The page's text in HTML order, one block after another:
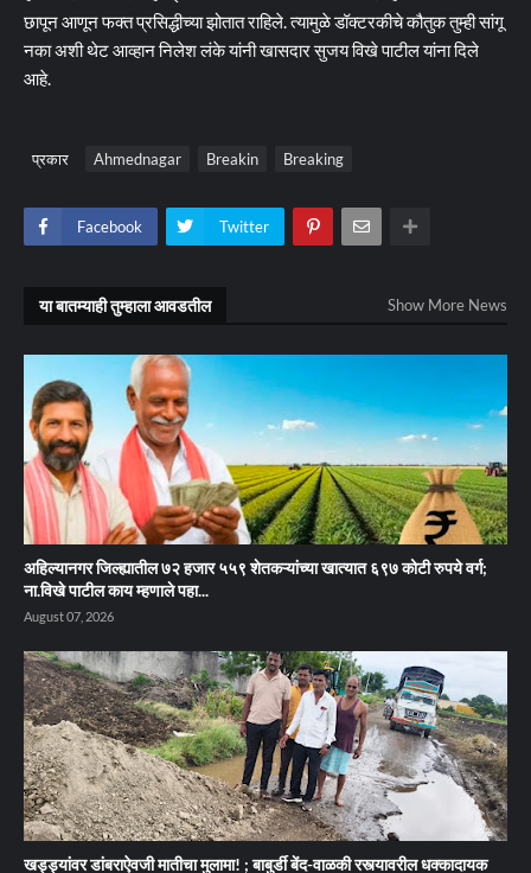
छापून आणून फक्त प्रसिद्धीच्या झोतात राहिले. त्यामुळे डॉक्टरकीचे कौतुक तुम्ही सांगू
नका अशी थेट आव्हान निलेश लंके यांनी खासदार सुजय विखे पाटील यांना दिले
आहे.
प्रकार Ahmednagar Breakin Breaking
Facebook Twitter
या बातम्याही तुम्हाला आवडतील Show More News
अहिल्यानगर जिल्ह्यातील ७२ हजार ५५९ शेतकऱ्यांच्या खात्यात ६९७ कोटी रुपये वर्ग;
ना.विखे पाटील काय म्हणाले पहा...
August 07, 2026
खड्ड्यांवर डांबराऐवजी मातीचा मुलामा! ; बाबुर्डी बेंद-वाळकी रस्त्यावरील धक्कादायक